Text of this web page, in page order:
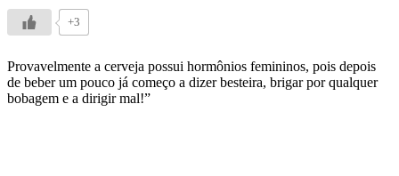
+3
Provavelmente a cerveja possui hormônios femininos, pois depois
de beber um pouco já começo a dizer besteira, brigar por qualquer
bobagem e a dirigir mal!”